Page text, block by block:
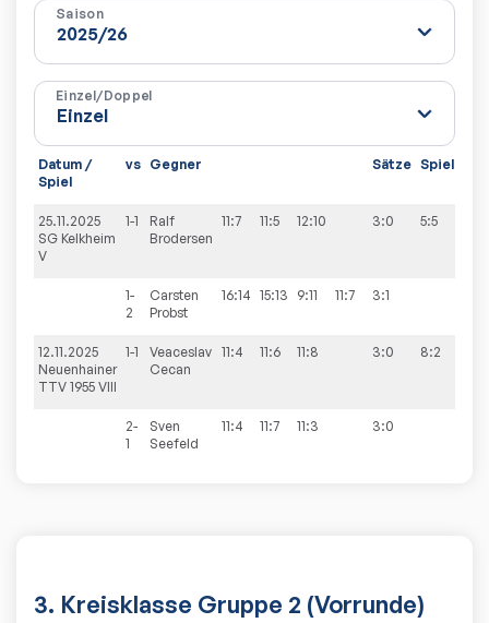
Saison
Einzel/Doppel
Datum /
Spiel
vs Gegner Sätze Spiele
25.11.2025
SG Kelkheim
V
1-1
Ralf
Brodersen
11:7 11:5 12:10 3:0 5:5
1-
2
Carsten
Probst
16:14 15:13 9:11 11:7 3:1
12.11.2025
Neuenhainer
TTV 1955 VIII
1-1
Veaceslav
Cecan
11:4 11:6 11:8 3:0 8:2
2-
1
Sven
Seefeld
11:4 11:7 11:3 3:0
3. Kreisklasse Gruppe 2 (Vorrunde)